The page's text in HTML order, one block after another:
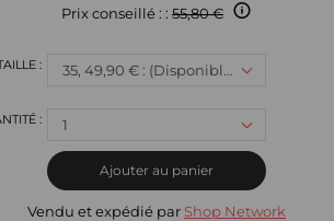
Prix conseillé : : 55,80 €
35, 49,90 € : (Disponible)
1
Ajouter au panier
Vendu et expédié par Shop Network